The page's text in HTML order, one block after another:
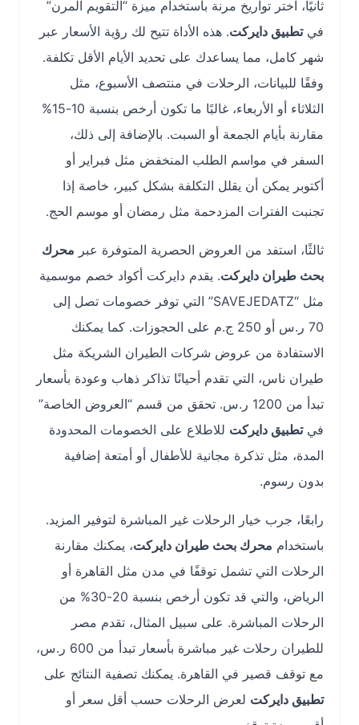
ثانيًا، اختر تواريخ مرنة باستخدام ميزة “التقويم المرن”
تطبيق دايركت. هذه الأداة تتيح لك رؤية الأسعار عبر
شهر كامل، مما يساعدك على تحديد الأيام الأقل تكلفة.
وفقًا للبيانات، الرحلات في منتصف الأسبوع، مثل
الثلاثاء أو الأربعاء، غالبًا ما تكون أرخص بنسبة 10-15%
مقارنة بأيام الجمعة أو السبت. بالإضافة إلى ذلك،
السفر في مواسم الطلب المنخفض مثل فبراير أو
أكتوبر يمكن أن يقلل التكلفة بشكل كبير، خاصة إذا
تجنبت الفترات المزدحمة مثل رمضان أو موسم الحج.
ثالثًا، استفد من العروض الحصرية المتوفرة عبرمحرك
بحث طيران دايركت. يقدم دايركت أكواد خصم موسمية
مثل “SAVEJEDATZ” التي توفر خصومات تصل إلى
70 ر.س أو 250 ج.م على الحجوزات. كما يمكنك
الاستفادة من عروض شركات الطيران الشريكة مثل
طيران ناس، التي تقدم أحيانًا تذاكر ذهاب وعودة بأسعار
تبدأ من 1200 ر.س. تحقق من قسم “العروض الخاصة”
تطبيق دايركتللاطلاع على الخصومات المحدودة
المدة، مثل تذكرة مجانية للأطفال أو أمتعة إضافية
بدون رسوم.
رابعًا، جرب خيار الرحلات غير المباشرة لتوفير المزيد.
باستخداممحرك بحث طيران دايركت، يمكنك مقارنة
الرحلات التي تشمل توقفًا في مدن مثل القاهرة أو
الرياض، والتي قد تكون أرخص بنسبة 20-30% من
الرحلات المباشرة. على سبيل المثال، تقدم مصر
للطيران رحلات غير مباشرة بأسعار تبدأ من 600 ر.س،
مع توقف قصير في القاهرة. يمكنك تصفية النتائج على
تطبيق دايركتلعرض الرحلات حسب أقل سعر أو